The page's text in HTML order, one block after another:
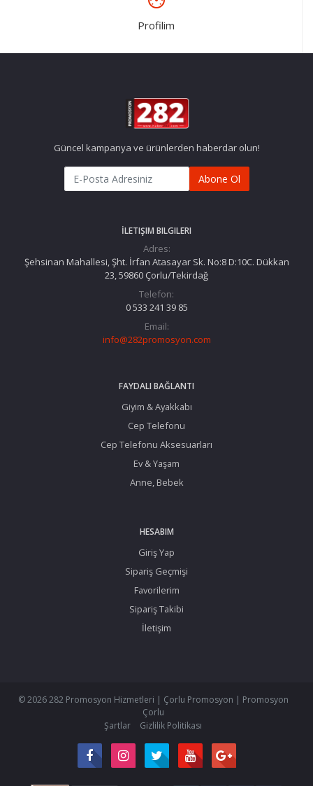
Profilim
Güncel kampanya ve ürünlerden haberdar olun!
Abone Ol
İLETIŞIM BILGILERI
Adres:
Şehsinan Mahallesi, Şht. İrfan Atasayar Sk. No:8 D:10C. Dükkan
23, 59860 Çorlu/Tekirdağ
Telefon:
0 533 241 39 85
Email:
info@282promosyon.com
FAYDALI BAĞLANTI
Giyim & Ayakkabı
Cep Telefonu
Cep Telefonu Aksesuarları
Ev & Yaşam
Anne, Bebek
HESABIM
Giriş Yap
Sipariş Geçmişi
Favorilerim
Sipariş Takibi
İletişim
© 2026 282 Promosyon Hizmetleri | Çorlu Promosyon | Promosyon
Çorlu
Şartlar
Gizlilik Politikası